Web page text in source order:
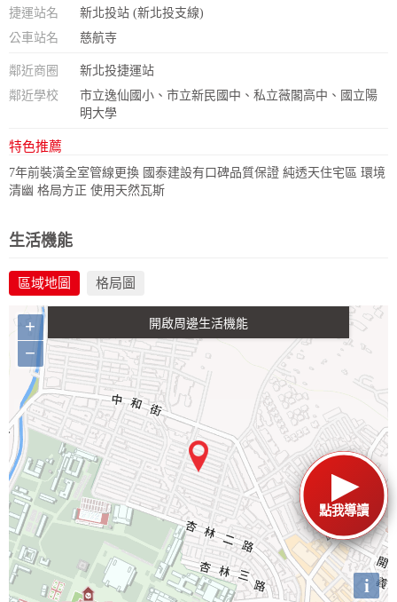
點我導讀
捷運站名
新北投站 (新北投支線)
公車站名
慈航寺
鄰近商圈
新北投捷運站
鄰近學校
市立逸仙國小、市立新民國中、私立薇閣高中、國立陽
明大學
特色推薦
7年前裝潢全室管線更換 國泰建設有口碑品質保證 純透天住宅區 環境
清幽 格局方正 使用天然瓦斯
生活機能
區域地圖 格局圖
生活購物
+
−
i